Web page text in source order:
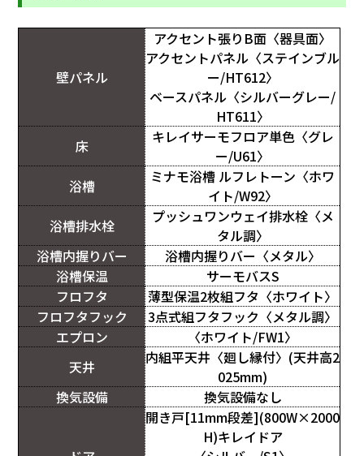
壁パネル
アクセント張りB面〈器具面〉
アクセントパネル〈ステインブル
ー/HT612〉
ベースパネル〈シルバーグレー/
HT611〉
床
キレイサーモフロア単色〈グレ
ー/U61〉
浴槽
ミナモ浴槽 ルフレトーン〈ホワ
イト/W92〉
浴槽排水栓
プッシュワンウェイ排水栓〈メ
タル調〉
浴槽内握りバー
浴槽内握りバー〈メタル〉
浴槽保温
サーモバスS
フロフタ
薄型保温2枚組フタ〈ホワイト〉
フロフタフック
3点式組フタフック〈メタル調〉
エプロン
〈ホワイト/FW1〉
天井
内組平天井〈廻し縁付〉(天井高2
025mm)
換気設備
換気設備なし
開き戸[11mm段差](800W×2000
H)キレイドア